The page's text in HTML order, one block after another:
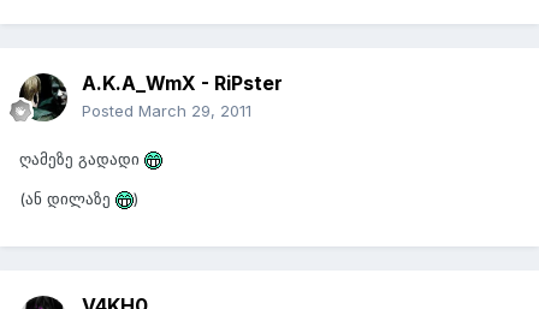
A.K.A_WmX - RiPster
Posted March 29, 2011
ღამეზე გადადი
(ან დილაზე )